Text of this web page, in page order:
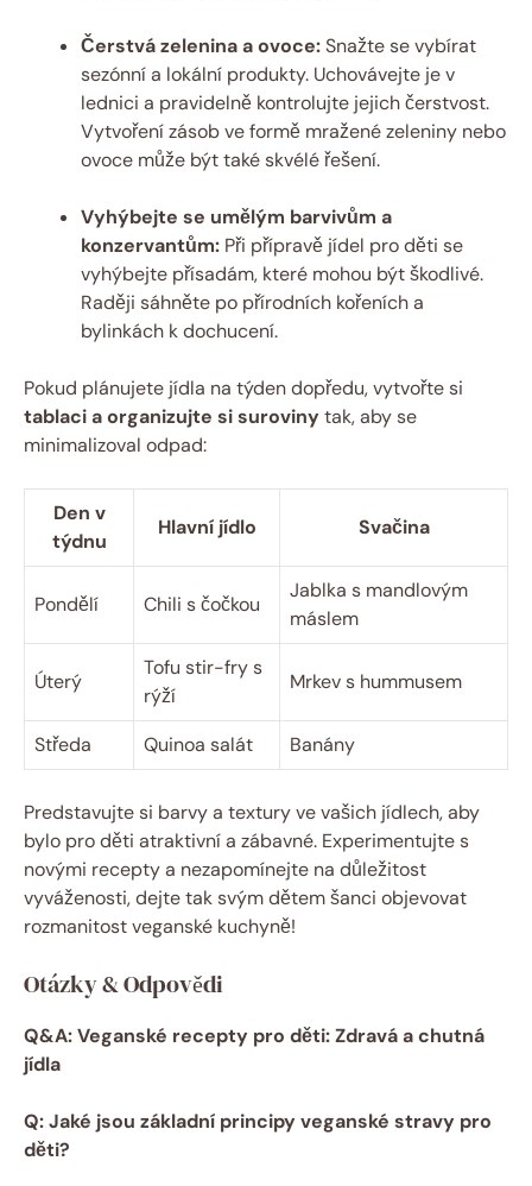
Čerstvá zelenina a ovoce:Snažte se vybírat
sezónní a lokální produkty. Uchovávejte je v
lednici a pravidelně kontrolujte jejich čerstvost.
Vytvoření zásob ve formě mražené zeleniny nebo
ovoce může být také skvélé řešení.
Vyhýbejte se umělým barvivům a
konzervantům: Při přípravě jídel pro děti se
vyhýbejte přísadám, které mohou být škodlivé.
Raději sáhněte po přírodních kořeních a
bylinkách k dochucení.
Pokud plánujete jídla na týden dopředu, vytvořte si
tablaci a organizujte si suroviny tak, aby se
minimalizoval odpad:
Den v
týdnu
Hlavní jídlo Svačina
Pondělí Chili s čočkou
Jablka s mandlovým
máslem
Úterý
Tofu stir-fry s
rýží
Mrkev s hummusem
Středa Quinoa salát Banány
Predstavujte si barvy a textury ve vašich jídlech, aby
bylo pro děti atraktivní a zábavné. Experimentujte s
novými recepty a nezapomínejte na důležitost
vyváženosti, dejte tak svým dětem šanci objevovat
rozmanitost veganské kuchyně!
Otázky & Odpovědi
Q&A: Veganské recepty pro děti: Zdravá a chutná
jídla
Q: Jaké jsou základní principy veganské stravy pro
děti?